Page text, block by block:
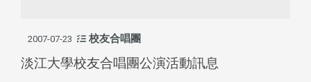
2007-07-23 校友合唱團
淡江大學校友合唱團公演活動訊息